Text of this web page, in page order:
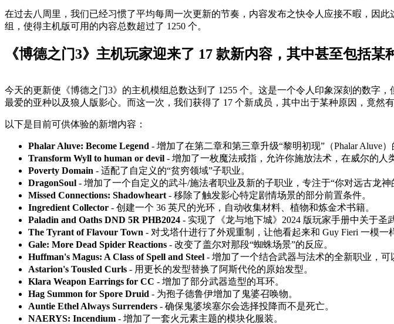
在过去八周里，我们已经习惯了平均每周一次更新的节奏，内容发布之快令人应接不暇，因
组，使得主机版可用的内容总数超过了 1250 个。
《博德之门3》主机玩家迎来了 17 款新内容，其中甚至包括
今天的更新使《博德之门3》的主机模组总数达到了 1255 个。这是一个令人印象深刻的数字
最爱的亚种以及狼人版影心。而这一次，我们获得了 17 个新成员，其中出于某种原因，竟然
以下是目前可供体验的新增内容：
Phalar Aluve: Become Legend - 增加了在第二章和第三章升级“黎明初现”（Phalar Aluve）
Transform Wyll to human or devil - 增加了一枚魔法戒指，允许你施放法术，在威尔的人
Poverty Domain - 适配了自定义的“贫穷领域”子职业。
DragonSoul - 增加了一个自定义的武斗/施法者职业及新的子职业，专注于“你对远古龙神
Missed Connections: Shadowheart - 移除了触发影心特定剧情场景的部分前置条件。
Ingredient Collector - 创建一个 36 英尺的光环，自动收集材料、植物和炼金术书籍。
Paladin and Oaths DND 5R PHB2024 - 实现了《龙与地下城》2024 版玩家手册中关于圣
The Tyrant of Flavour Town - 对戈塔什进行了外观重制，让他看起来和 Guy Fieri 一模一
Gale: More Dead Spider Reactions - 改变了盖尔对那段“蜘蛛场景”的反应。
Huffman's Magus: A Class of Spell and Steel - 增加了一个结合武器与法术的全新职业，可
Astarion's Tousled Curls - 用更长的发型替换了阿斯代伦的原始发型。
Klara Weapon Earrings for CC - 增加了部分武器造型的耳环。
Hag Summon for Spore Druid - 为孢子德鲁伊增加了鬼婆召唤物。
Auntie Ethel Always Surrenders - 确保鬼婆埃塞尔会选择投降而不是死亡。
NAERYS: Incendium - 增加了一套火元素主题的模块化服装。